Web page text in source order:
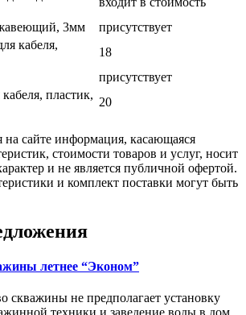
3мм
присутствует
кабеля,
18
присутствует
пластик,
20
на сайте информация, касающаяся
стоимости товаров и услуг, носит
и не является публичной офертой.
и комплект поставки могут быть
летнее “Эконом”
скважины не предполагает установку